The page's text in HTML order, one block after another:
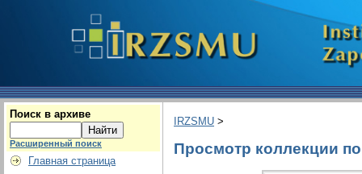
Поиск в архиве
Расширенный поиск
Главная страница
IRZSMU >
Просмотр коллекции